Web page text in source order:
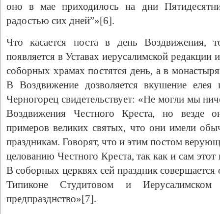
оно в мае приходилось на дни
радостью сих дней”»[6].
Что касается поста в день Воздвижения,
появляется в Уставах иерусалимской
соборных храмах постятся день, а в
В Воздвижение дозволяется вкушение
Черногорец свидетельствует: «Не могли мы
Воздвижения Честного Креста, но везде
примеров великих святых, что они имели
праздникам. Говорят, что и этим постом
целованию Честного Креста, так как и сам этот
В соборных церквях сей праздник совершается
Типиконе Студитовом и
предпразднство»[7].